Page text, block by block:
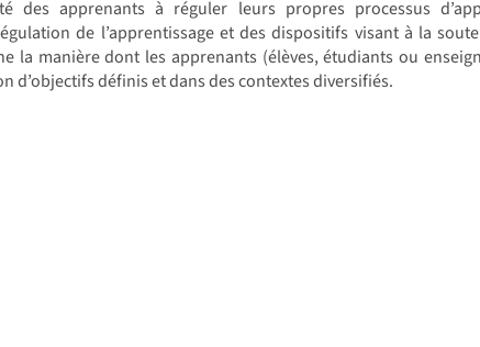
des apprenants à réguler leurs propres processus
de l’apprentissage et des dispositifs visant à la
la manière dont les apprenants (élèves, étudiants ou
d’objectifs définis et dans des contextes diversifiés.